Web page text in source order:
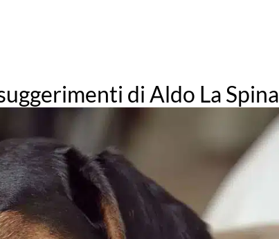
di Aldo La Spina